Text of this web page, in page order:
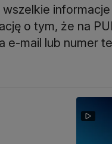
o tym, że na
e-mail lub numer